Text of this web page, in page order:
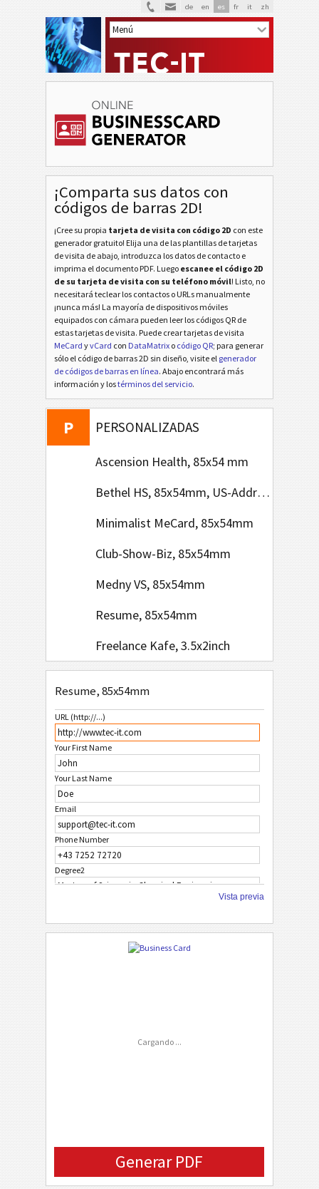
de en es fr it zh
¡Comparta sus datos con
códigos de barras 2D!
¡Cree su propia tarjeta de visita con código 2D con este
generador gratuito! Elija una de las plantillas de tarjetas
de visita de abajo, introduzca los datos de contacto e
imprima el documento PDF. Luego escanee el código 2D
de su tarjeta de visita con su teléfono móvil! Listo, no
necesitará teclear los contactos o URLs manualmente
¡nunca más! La mayoría de dispositivos móviles
equipados con cámara pueden leer los códigos QR de
estas tarjetas de visita. Puede crear tarjetas de visita
MeCard yvCard con DataMatrix o código QR; para generar
sólo el código de barras 2D sin diseño, visite el generador
de códigos de barras en línea. Abajo encontrará más
información y lostérminos del servicio.
M MECARD
B BLANCAS
F FRUTAS
N NAVIDEÑAS
A AFRICA
A ASIA
P PERSONALIZADAS
Ascension Health, 85x54 mm
Bethel HS, 85x54mm, US-Address Format
Minimalist MeCard, 85x54mm
Club-Show-Biz, 85x54mm
Medny VS, 85x54mm
Resume, 85x54mm
Freelance Kafe, 3.5x2inch
Resume, 85x54mm
URL (http://...)
Your First Name
Your Last Name
Email
Phone Number
Degree2
Degree1
Vista previa
Cargando ...
Generar PDF